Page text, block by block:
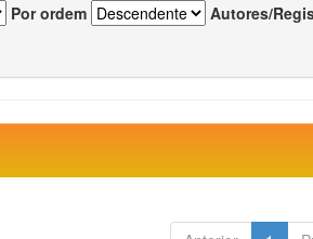
Por ordem Autores/